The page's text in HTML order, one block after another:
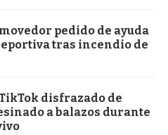
pedido de ayuda
tras incendio de
disfrazado de
a balazos durante